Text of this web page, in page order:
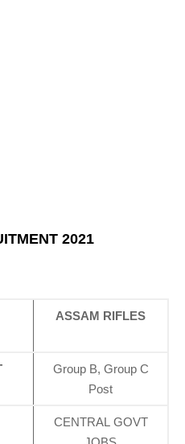
2021
ASSAM RIFLES
Group B, Group C
Post
CENTRAL GOVT